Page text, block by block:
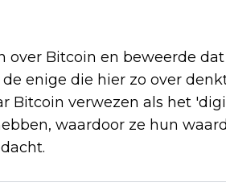
Bitcoin en beweerde
enige die hier zo over
Bitcoin verwezen als het
waardoor ze hun